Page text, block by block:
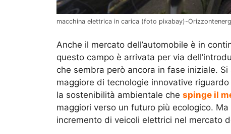
macchina elettrica in carica (foto pixabay)-
Anche il mercato dell’automobile è in
questo campo è arrivata per via
che sembra però ancora in fase iniziale.
maggiore di tecnologie innovative
la sostenibilità ambientale che spinge il
maggiori verso un futuro più ecologico.
incremento di veicoli elettrici nel mercato